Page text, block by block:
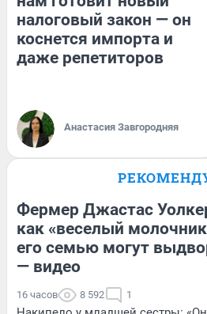
налоговый закон — он
коснется импорта и
даже репетиторов
Анастасия Завгородняя
Фермер Джастас
как «веселый
его семью могут
— видео
16 часов 8 592 1